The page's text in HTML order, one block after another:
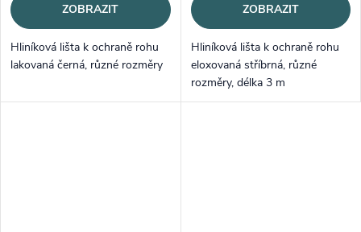
ZOBRAZIT
Hliníková lišta k ochraně rohu
lakovaná černá, různé rozměry
ZOBRAZIT
Hliníková lišta k ochraně rohu
eloxovaná stříbrná, různé
rozměry, délka 3 m